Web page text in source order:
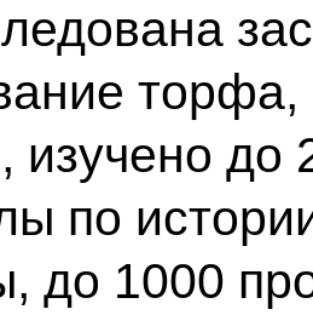
торфа,
изучено
по
до 1000